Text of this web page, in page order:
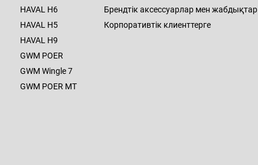
HAVAL H6
HAVAL H5
HAVAL H9
GWM POER
GWM Wingle 7
GWM POER MT
Брендтік аксессуарлар мен жабдықтар
Корпоративтік клиенттерге